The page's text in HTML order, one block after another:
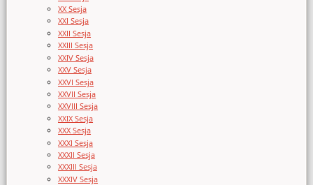
XX Sesja
XXI Sesja
XXII Sesja
XXIII Sesja
XXIV Sesja
XXV Sesja
XXVI Sesja
XXVII Sesja
XXVIII Sesja
XXIX Sesja
XXX Sesja
XXXI Sesja
XXXII Sesja
XXXIII Sesja
XXXIV Sesja